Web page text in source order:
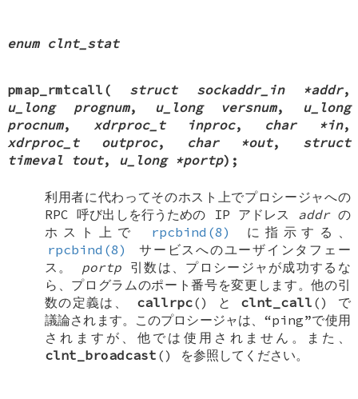
enum clnt_stat
pmap_rmtcall ( struct sockaddr_in *addr,
u_long prognum, u_long versnum, u_long
procnum, xdrproc_t inproc, char *in,
xdrproc_t outproc, char *out, struct
timeval tout, u_long *portp);
利用者に代わってそのホスト上でプロシージャへの
RPC 呼び出しを行うための IP アドレス addrの
ホスト上で
rpcbind(8)
に指示する、
rpcbind(8)
サービスへのユーザインタフェー
ス。 portp引数は、プロシージャが成功するな
ら、プログラムのポート番号を変更します。他の引
数の定義は、 callrpc() と clnt_call () で
議論されます。このプロシージャは、“ping”で使用
されますが、他では使用されません。また、
clnt_broadcast () を参照してください。